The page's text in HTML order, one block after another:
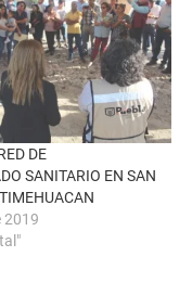
DE
SANITARIO EN SAN
2019